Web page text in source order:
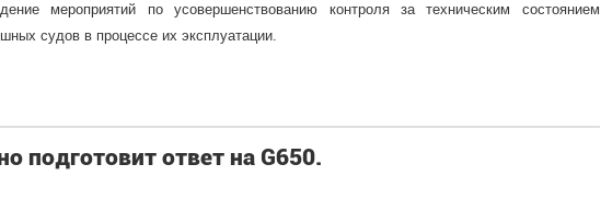
мероприятий по усовершенствованию контроля за техническим состоянием
судов в процессе их эксплуатации.
подготовит ответ на G650.